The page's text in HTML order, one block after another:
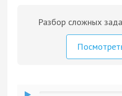
Разбор сложных